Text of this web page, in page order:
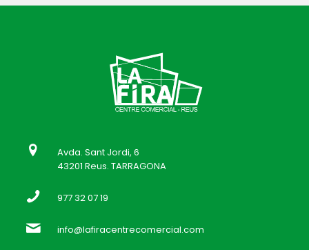
Avda. Sant Jordi, 6
43201 Reus. TARRAGONA
977 32 07 19
info@lafiracentrecomercial.com